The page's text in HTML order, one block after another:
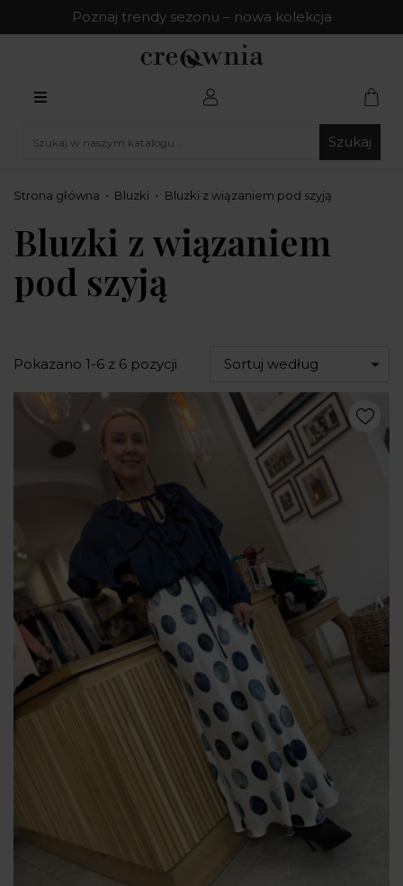
Poznaj trendy sezonu – nowa kolekcja
Szukaj
Strona główna Bluzki Bluzki z wiązaniem pod szyją
Bluzki z wiązaniem
pod szyją
Pokazano 1-6 z 6 pozycji Sortuj według